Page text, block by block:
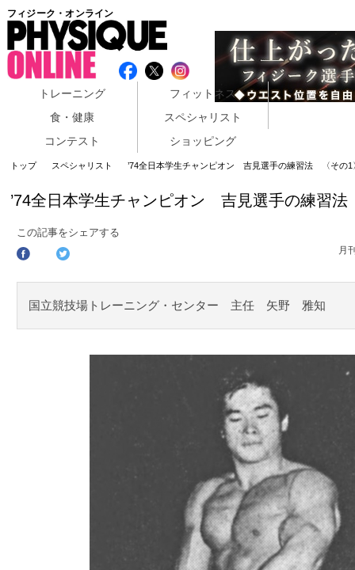
フィジーク・オンライン
トレーニング
フィットネス
食・健康
スペシャリスト
コンテスト
ショッピング
トップ スペシャリスト ’74全日本学生チャンピオン 吉見選手の練習法 〈その1
’74全日本学生チャンピオン 吉見選手の練習
この記事をシェアする
月
国立競技場トレーニング・センター 主任 矢野 雅知